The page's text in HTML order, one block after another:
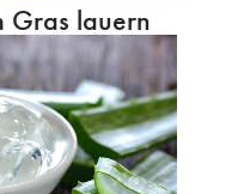
Gras lauern